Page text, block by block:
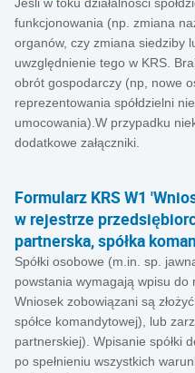
funkcjonowania (np. zmiana
organów, czy zmiana siedziby
uwzględnienie tego w KRS.
obrót gospodarczy (np, nowe
reprezentowania spółdzielni
umocowania).W przypadku
dodatkowe załączniki.
Formularz KRS W1
w rejestrze
partnerska, spółka
Spółki osobowe (m.in. sp.
powstania wymagają wpisu do
Wniosek zobowiązani są
spółce komandytowej), lub
partnerskiej). Wpisanie spółki
po spełnieniu wszystkich